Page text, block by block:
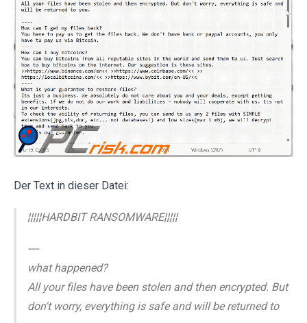
Der Text in dieser Datei:
¦¦¦¦¦HARDBIT RANSOMWARE¦¦¦¦¦
----
what happened?
All your files have been stolen and then encrypted. But
don't worry, everything is safe and will be returned to